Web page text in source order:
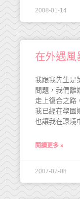
2008-01-14
在外遇風
我跟我先生是
問題，我們離
走上復合之路
我已經在學園
也讓我在環境
閱讀更多 »
2007-07-08